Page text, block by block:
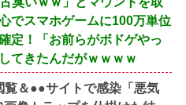
でスマホゲームに100万単位
定！「お前らがボドゲやっ
てきたんだがｗｗｗｗ
＆●●サイトで感染「悪気